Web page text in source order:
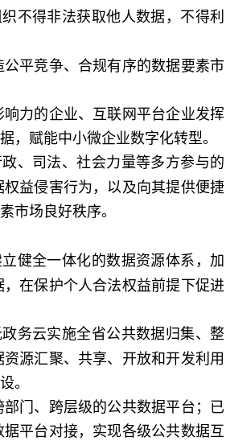
不得非法获取他人数据，不得利
平竞争、合规有序的数据要素市
力的企业、互联网平台企业发挥
，赋能中小微企业数字化转型。
、司法、社会力量等多方参与的
益侵害行为，以及向其提供便捷
市场良好秩序。
健全一体化的数据资源体系，加
在保护个人合法权益前提下促进
务云实施全省公共数据归集、整
源汇聚、共享、开放和开发利用
。
门、跨层级的公共数据平台；已
平台对接，实现各级公共数据互